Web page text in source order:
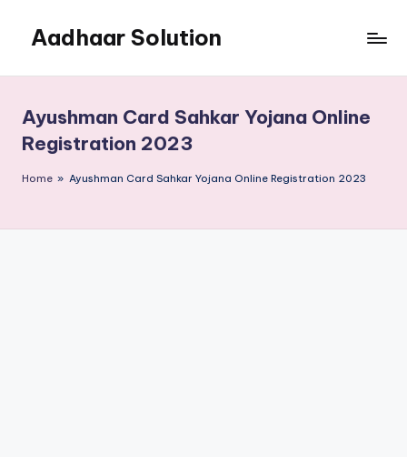
content
Aadhaar Solution
Online
Solution
Ayushman Card Sahkar Yojana Online
Registration 2023
Home » Ayushman Card Sahkar Yojana Online Registration 2023